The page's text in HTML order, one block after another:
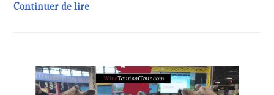
Continuer de lirePhotothèque Chapeau bas à Matthieu